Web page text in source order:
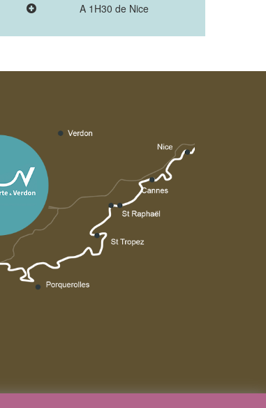
A 1H30 de Nice